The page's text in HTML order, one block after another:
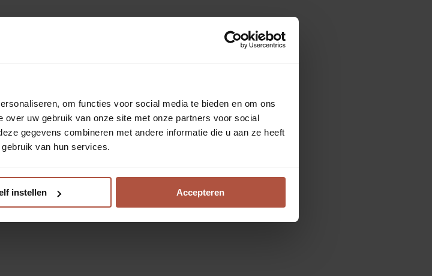
om functies voor social media te bieden en om ons
uw gebruik van onze site met onze partners voor social
gegevens combineren met andere informatie die u aan ze heeft
van hun services.
instellen Accepteren